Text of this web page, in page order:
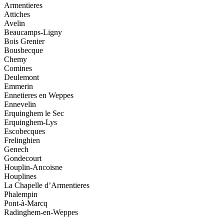
Armentieres
Attiches
Avelin
Beaucamps-Ligny
Bois Grenier
Bousbecque
Chemy
Comines
Deulemont
Emmerin
Ennetieres en Weppes
Ennevelin
Erquinghem le Sec
Erquinghem-Lys
Escobecques
Frelinghien
Genech
Gondecourt
Houplin-Ancoisne
Houplines
La Chapelle d’Armentieres
Phalempin
Pont-à-Marcq
Radinghem-en-Weppes